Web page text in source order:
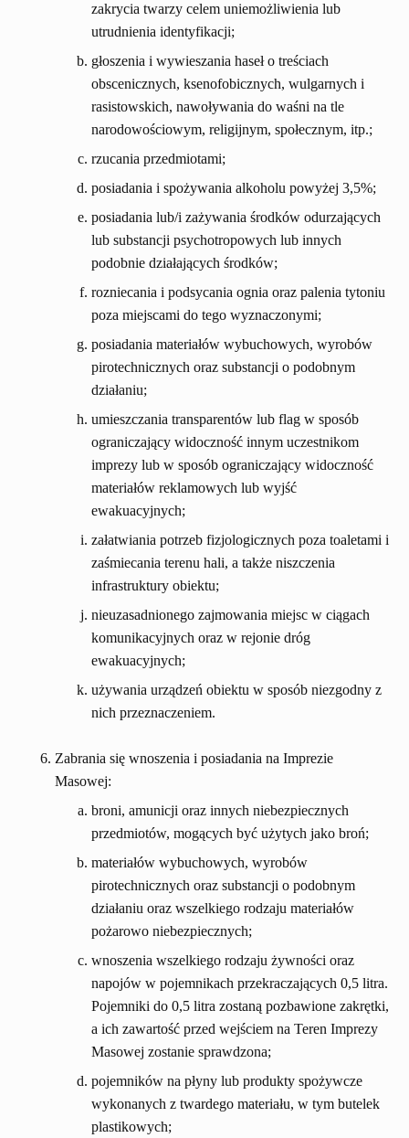
zakrycia twarzy celem uniemożliwienia lub
utrudnienia identyfikacji;
głoszenia i wywieszania haseł o treściach
obscenicznych, ksenofobicznych, wulgarnych i
rasistowskich, nawoływania do waśni na tle
narodowościowym, religijnym, społecznym, itp.;
rzucania przedmiotami;
posiadania i spożywania alkoholu powyżej 3,5%;
posiadania lub/i zażywania środków odurzających
lub substancji psychotropowych lub innych
podobnie działających środków;
rozniecania i podsycania ognia oraz palenia tytoniu
poza miejscami do tego wyznaczonymi;
posiadania materiałów wybuchowych, wyrobów
pirotechnicznych oraz substancji o podobnym
działaniu;
umieszczania transparentów lub flag w sposób
ograniczający widoczność innym uczestnikom
imprezy lub w sposób ograniczający widoczność
materiałów reklamowych lub wyjść
ewakuacyjnych;
załatwiania potrzeb fizjologicznych poza toaletami i
zaśmiecania terenu hali, a także niszczenia
infrastruktury obiektu;
nieuzasadnionego zajmowania miejsc w ciągach
komunikacyjnych oraz w rejonie dróg
ewakuacyjnych;
używania urządzeń obiektu w sposób niezgodny z
nich przeznaczeniem.
Zabrania się wnoszenia i posiadania na Imprezie
Masowej:
broni, amunicji oraz innych niebezpiecznych
przedmiotów, mogących być użytych jako broń;
materiałów wybuchowych, wyrobów
pirotechnicznych oraz substancji o podobnym
działaniu oraz wszelkiego rodzaju materiałów
pożarowo niebezpiecznych;
wnoszenia wszelkiego rodzaju żywności oraz
napojów w pojemnikach przekraczających 0,5 litra.
Pojemniki do 0,5 litra zostaną pozbawione zakrętki,
a ich zawartość przed wejściem na Teren Imprezy
Masowej zostanie sprawdzona;
pojemników na płyny lub produkty spożywcze
wykonanych z twardego materiału, w tym butelek
plastikowych;